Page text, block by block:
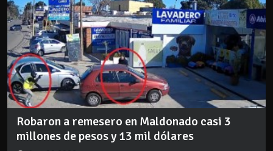
Robaron a remesero en Maldonado casi 3
millones de pesos y 13 mil dólares